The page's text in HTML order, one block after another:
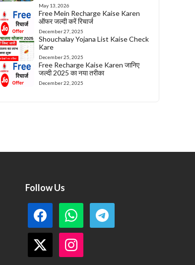
May 13, 2026
Free Mein Recharge Kaise Karen
ऑफर जल्दी करें रिचार्ज
December 27, 2025
Shouchalay Yojana List Kaise Check
Kare
December 25, 2025
Free Recharge Kaise Karen जानिए
जल्दी 2025 का नया तरीका
December 22, 2025
Follow Us